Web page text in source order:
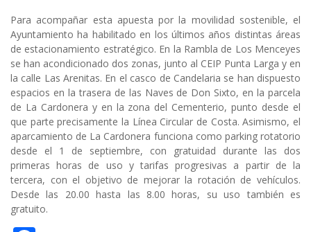
Para acompañar esta apuesta por la movilidad sostenible, el
Ayuntamiento ha habilitado en los últimos años distintas áreas
de estacionamiento estratégico. En la Rambla de Los Menceyes
se han acondicionado dos zonas, junto al CEIP Punta Larga y en
la calle Las Arenitas. En el casco de Candelaria se han dispuesto
espacios en la trasera de las Naves de Don Sixto, en la parcela
de La Cardonera y en la zona del Cementerio, punto desde el
que parte precisamente la Línea Circular de Costa. Asimismo, el
aparcamiento de La Cardonera funciona como parking rotatorio
desde el 1 de septiembre, con gratuidad durante las dos
primeras horas de uso y tarifas progresivas a partir de la
tercera, con el objetivo de mejorar la rotación de vehículos.
Desde las 20.00 hasta las 8.00 horas, su uso también es
gratuito.